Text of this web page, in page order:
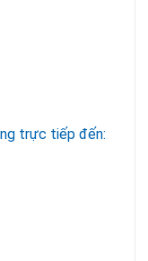
trực tiếp đến: